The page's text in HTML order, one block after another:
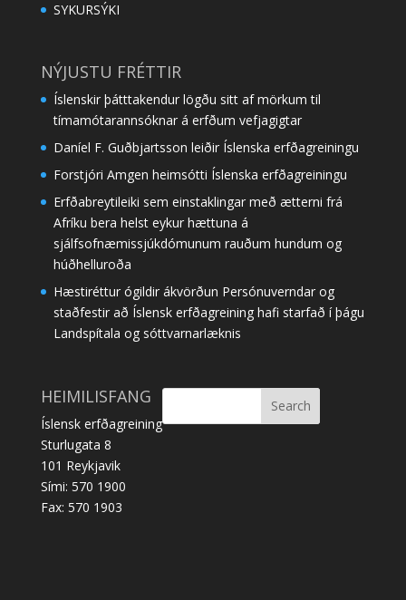
SYKURSÝKI
NÝJUSTU FRÉTTIR
Íslenskir þátttakendur lögðu sitt af mörkum til
tímamótarannsóknar á erfðum vefjagigtar
Daníel F. Guðbjartsson leiðir Íslenska erfðagreiningu
Forstjóri Amgen heimsótti Íslenska erfðagreiningu
Erfðabreytileiki sem einstaklingar með ætterni frá
Afríku bera helst eykur hættuna á
sjálfsofnæmissjúkdómunum rauðum hundum og
húðhelluroða
Hæstiréttur ógildir ákvörðun Persónuverndar og
staðfestir að Íslensk erfðagreining hafi starfað í þágu
Landspítala og sóttvarnarlæknis
HEIMILISFANG
Íslensk erfðagreining
Sturlugata 8
101 Reykjavik
Sími: 570 1900
Fax: 570 1903